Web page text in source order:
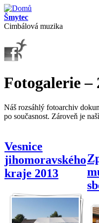
Přejít k hlavnímu obsahu
Šmytec
Cimbálová muzika
Fotogalerie –
Náš rozsáhlý fotoarchiv
po současnost. Zároveň je
Vesnice
jihomoravského
kraje 2013